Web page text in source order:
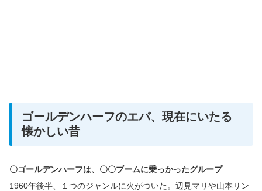
ゴールデンハーフのエバ、現在にいたる
懐かしい昔
〇ゴールデンハーフは、〇〇ブームに乗っかったグループ
1960年後半、１つのジャンルに火がついた。辺見マリや山本リン